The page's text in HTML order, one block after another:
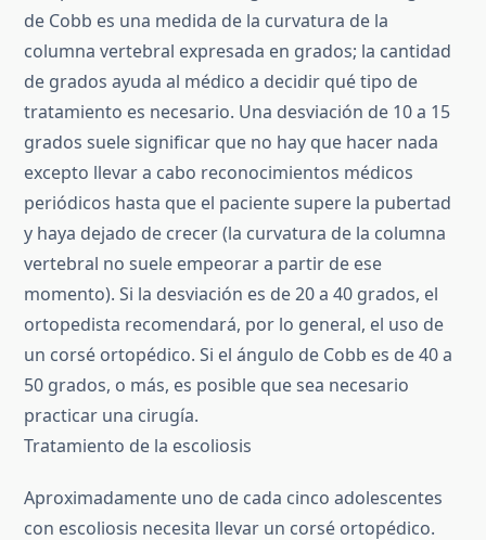
de Cobb es una medida de la curvatura de la
columna vertebral expresada en grados; la cantidad
de grados ayuda al médico a decidir qué tipo de
tratamiento es necesario. Una desviación de 10 a 15
grados suele significar que no hay que hacer nada
excepto llevar a cabo reconocimientos médicos
periódicos hasta que el paciente supere la pubertad
y haya dejado de crecer (la curvatura de la columna
vertebral no suele empeorar a partir de ese
momento). Si la desviación es de 20 a 40 grados, el
ortopedista recomendará, por lo general, el uso de
un corsé ortopédico. Si el ángulo de Cobb es de 40 a
50 grados, o más, es posible que sea necesario
practicar una cirugía.
Tratamiento de la escoliosis
Aproximadamente uno de cada cinco adolescentes
con escoliosis necesita llevar un corsé ortopédico.